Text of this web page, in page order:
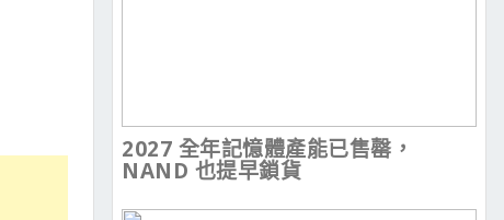
2027 全年記憶體產能已售罄，
NAND 也提早鎖貨